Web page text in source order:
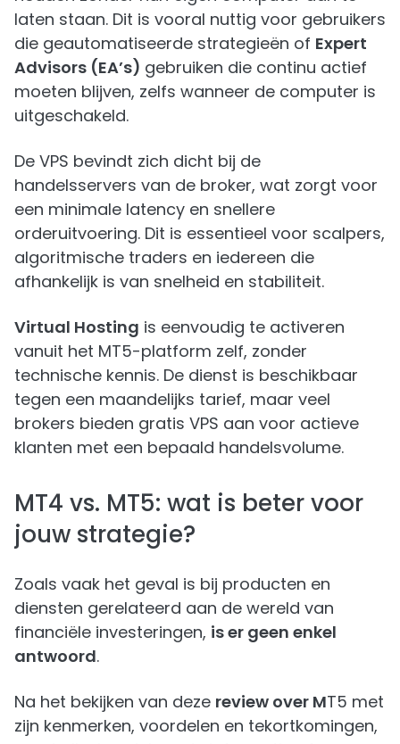
laten staan. Dit is vooral nuttig voor gebruikers
die geautomatiseerde strategieën of Expert
Advisors (EA’s) gebruiken die continu actief
moeten blijven, zelfs wanneer de computer is
uitgeschakeld.
De VPS bevindt zich dicht bij de
handelsservers van de broker, wat zorgt voor
een minimale latency en snellere
orderuitvoering. Dit is essentieel voor scalpers,
algoritmische traders en iedereen die
afhankelijk is van snelheid en stabiliteit.
Virtual Hosting is eenvoudig te activeren
vanuit het MT5-platform zelf, zonder
technische kennis. De dienst is beschikbaar
tegen een maandelijks tarief, maar veel
brokers bieden gratis VPS aan voor actieve
klanten met een bepaald handelsvolume.
MT4 vs. MT5: wat is beter voor
jouw strategie?
Zoals vaak het geval is bij producten en
diensten gerelateerd aan de wereld van
financiële investeringen, is er geen enkel
antwoord.
Na het bekijken van deze review over MT5 met
zijn kenmerken, voordelen en tekortkomingen,